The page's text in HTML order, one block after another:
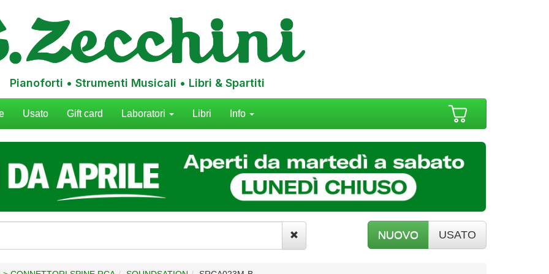
Pianoforti • Strumenti Musicali • Libri & Spartiti
Usato Gift card Laboratori Libri Info
NUOVO USATO